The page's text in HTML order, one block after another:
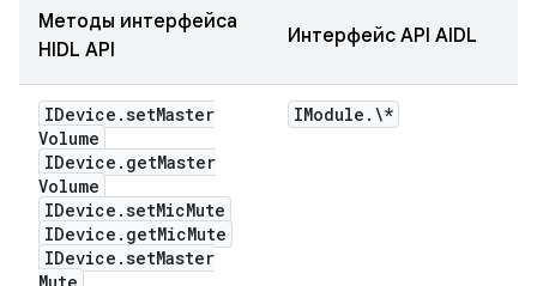
Методы интерфейса
HIDL API
Интерфейс API AIDL
IDevice .setMaster
Volume
IDevice . getMaster
Volume
IDevice .setMicMute
IDevice . getMicMute
IDevice .setMaster
IModule . \*